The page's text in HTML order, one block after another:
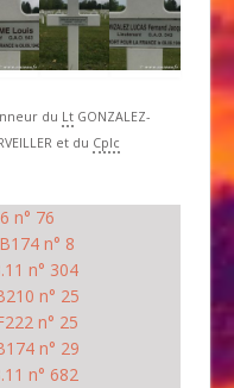
du Lt GONZALEZ-
et du Cplc
n° 76
n° 8
n° 304
n° 25
n° 25
n° 29
n° 682